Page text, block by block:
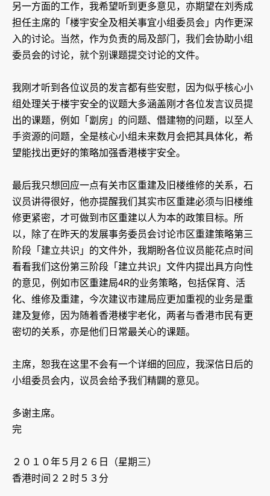
另一方面的工作，我希望听到更多意见，亦期望在刘秀成
担任主席的「楼宇安全及相关事宜小组委员会」内作更深
入的讨论。当然，作为负责的局及部门，我们会协助小组
委员会的讨论，就个别课题提交讨论的文件。
我刚才听到各位议员的发言都有些安慰，因为似乎核心小
组处理关于楼宇安全的议题大多涵盖刚才各位发言议员提
出的课题，例如「劏房」的问题、僭建物的问题，以至人
手资源的问题，全是核心小组未来数月会把其具体化，希
望能找出更好的策略加强香港楼宇安全。
最后我只想回应一点有关市区重建及旧楼维修的关系，石
议员讲得很好，他亦提醒我们其实市区重建必须与旧楼维
修更紧密，才可做到市区重建以人为本的政策目标。所
以，除了在昨天的发展事务委员会讨论市区重建策略第三
阶段「建立共识」的文件外，我期盼各位议员能花点时间
看看我们这份第三阶段「建立共识」文件内提出具方向性
的意见，例如市区重建局4R的业务策略，包括保育、活
化、维修及重建，今次建议市建局应更加重视的业务是重
建及复修，因为随着香港楼宇老化，两者与香港市民有更
密切的关系，亦是他们日常最关心的课题。
主席，恕我在这里不会有一个详细的回应，我深信日后的
小组委员会内，议员会给予我们精闢的意见。
多谢主席。
完
２０１０年５月２６日（星期三）
香港时间２２时５３分